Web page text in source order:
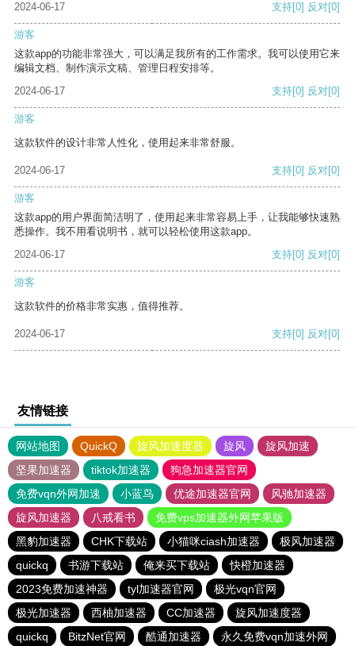
2024-06-17
支持[0] 反对[0]
游客
这款app的功能非常强大，可以满足我所有的工作需求。我可以使用它来
编辑文档、制作演示文稿、管理日程安排等。
2024-06-17
支持[0] 反对[0]
游客
这款软件的设计非常人性化，使用起来非常舒服。
2024-06-17 支持[0] 反对[0]
游客
这款app的用户界面简洁明了，使用起来非常容易上手，让我能够快速熟
悉操作。我不用看说明书，就可以轻松使用这款app。
2024-06-17
支持[0] 反对[0]
游客
这款软件的价格非常实惠，值得推荐。
2024-06-17 支持[0] 反对[0]
友情链接
网站地图 QuickQ 旋风加速度器 旋风
旋风加速
坚果加速器
tiktok加速器
狗急加速器官网
免费vqn外网加速
小蓝鸟 优途加速器官网
风驰加速器
旋风加速器
八戒看书
免费vps加速器外网苹果版
黑豹加速器
CHK下载站 小猫咪ciash加速器
极风加速器
quickq
书游下载站 俺来买下载站
快橙加速器
2023免费加速神器
tyl加速器官网
极光vqn官网
极光加速器
西柚加速器 CC加速器
旋风加速度器
quickq
BitzNet官网 酷通加速器 永久免费vqn加速外网